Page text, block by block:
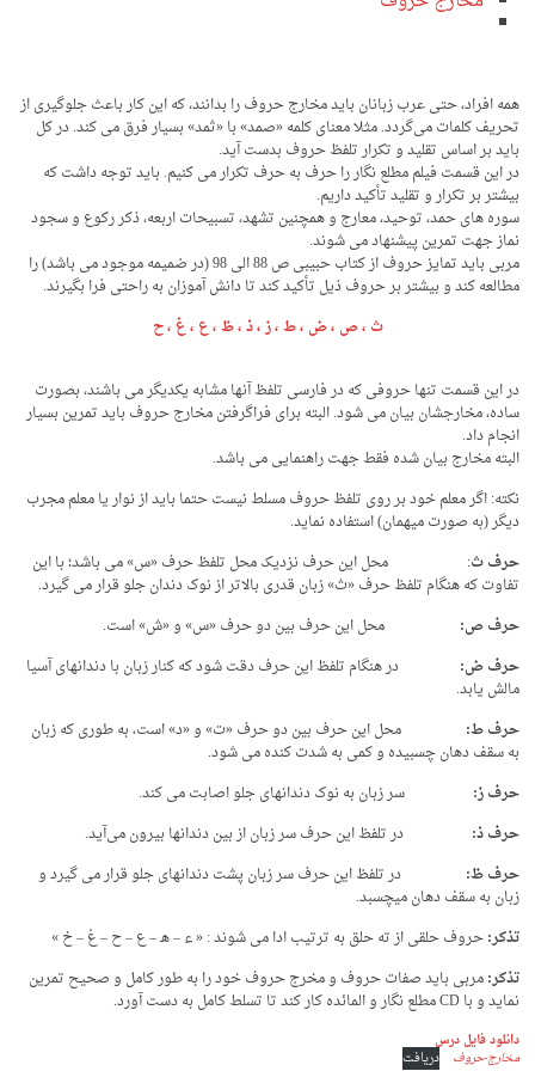
همه افراد، حتی عرب زبانان باید مخارج حروف را بدانند، که این کار باعث جلوگیری از
تحریف کلمات می‌گردد. مثلا معنای کلمه «صمد» با «ثمد» بسیار فرق می کند. در کل
باید بر اساس تقلید و تکرار تلفظ حروف بدست آید.
در این قسمت فیلم مطلع نگار را حرف به حرف تکرار می کنیم. باید توجه داشت که
بیشتر بر تکرار و تقلید تأکید داریم.
سوره های حمد، توحید، معارج و همچنین تشهد، تسبیحات اربعه، ذکر رکوع و سجود
نماز جهت تمرین پیشنهاد می شوند.
مربی باید تمایز حروف از کتاب حبیبی ص 88 الی 98 (در ضمیمه موجود می باشد) را
مطالعه کند و بیشتر بر حروف ذیل تأکید کند تا دانش آموزان به راحتی فرا بگیرند.
ث ، ص ، ض ، ط ، ز ، ذ ، ظ ، ع ، غ ، ح
در این قسمت تنها حروفی که در فارسی تلفظ آنها مشابه یکدیگر می باشند، بصورت
ساده، مخارجشان بیان می شود. البته برای فراگرفتن مخارج حروف باید تمرین بسیار
انجام داد.
البته مخارج بیان شده فقط جهت راهنمایی می باشد.
نکته: اگر معلم خود بر روی تلفظ حروف مسلط نیست حتما باید از نوار یا معلم مجرب
دیگر (به صورت میهمان) استفاده نماید.
حرف ث: محل این حرف نزدیک محل تلفظ حرف «س» می باشد؛ با این
تفاوت که هنگام تلفظ حرف «ث» زبان قدری بالاتر از نوک دندان جلو قرار می گیرد.
حرف ص:
محل این حرف بین دو حرف «س» و «ش» است.
حرف ض:در هنگام تلفظ این حرف دقت شود که کنار زبان با دندانهای آسیا
مالش یابد.
حرف ط:محل این حرف بین دو حرف «ت» و «د» است، به طوری که زبان
به سقف دهان چسبیده و کمی به شدت کنده می شود.
حرف ز:سر زبان به نوک دندانهای جلو اصابت می کند.
حرف ذ:در تلفظ این حرف سر زبان از بین دندانها بیرون می‌آید.
حرف ظ:در تلفظ این حرف سر زبان پشت دندانهای جلو قرار می گیرد و
زبان به سقف دهان میچسبد.
تذکر:حروف حلقی از ته حلق به ترتیب ادا می شوند : « ء – هـ – ع – ح – غ – خ »
تذکر:مربی باید صفات حروف و مخرج حروف خود را به طور کامل و صحیح تمرین
نماید و با CD مطلع نگار و المائده کار کند تا تسلط کامل به دست آورد.
دانلود فایل درس
مخارج-حروف دریافت